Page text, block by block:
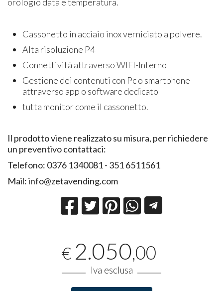
orologio data e temperatura.
Cassonetto in acciaio inox verniciato a polvere.
Alta risoluzione P4
Connettività attraverso WIFI-Interno
Gestione dei contenuti con Pc o smartphone
attraverso app o software dedicato
tutta monitor come il cassonetto.
Il prodotto viene realizzato su misura, per richiedere
un preventivo contattaci:
Telefono: 0376 1340081 - 351 6511561
Mail: info@zetavending.com
€ 2.050,00
Iva esclusa